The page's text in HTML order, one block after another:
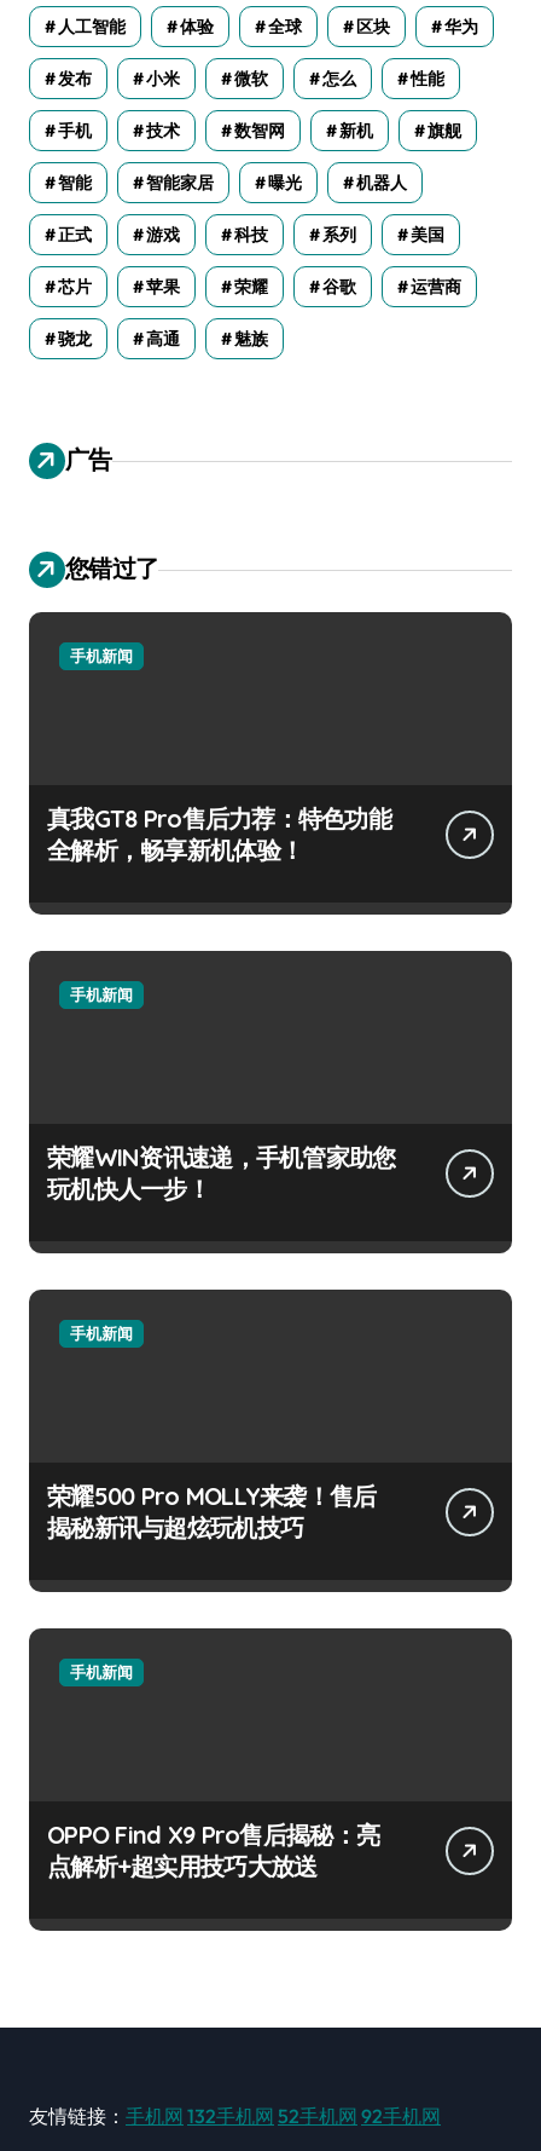
人工智能 体验 全球 区块 华为
发布 小米 微软 怎么 性能
手机 技术 数智网 新机 旗舰
智能 智能家居 曝光 机器人
正式 游戏 科技 系列 美国
芯片 苹果 荣耀 谷歌 运营商
骁龙 高通 魅族
广告
您错过了
手机新闻
真我GT8 Pro售后力荐：特色功能
全解析，畅享新机体验！
手机新闻
荣耀WIN资讯速递，手机管家助您
玩机快人一步！
手机新闻
荣耀500 Pro MOLLY来袭！售后
揭秘新讯与超炫玩机技巧
手机新闻
OPPO Find X9 Pro售后揭秘：亮
点解析+超实用技巧大放送
友情链接： 手机网 132手机网 52手机网 92手机网